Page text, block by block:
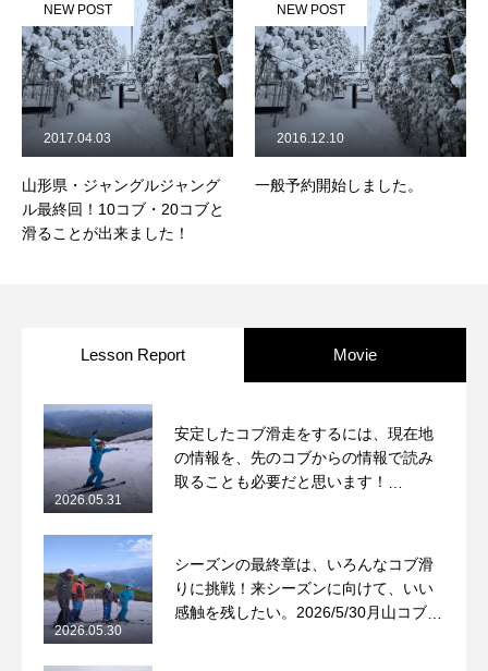
NEW POST
山形県・ジャングルジャング
ル最終回！10コブ・20コブと
滑ることが出来ました！
2017.04.03
NEW POST
一般予約開始しました。
2016.12.10
Lesson Report Movie
安定したコブ滑走をするには、現在地
の情報を、先のコブからの情報で読み
取ることも必要だと思います！
2026.05.31
シーズンの最終章は、いろんなコブ滑
りに挑戦！来シーズンに向けて、いい
感触を残したい。2026/5/30月山コブレ
2026.05.30